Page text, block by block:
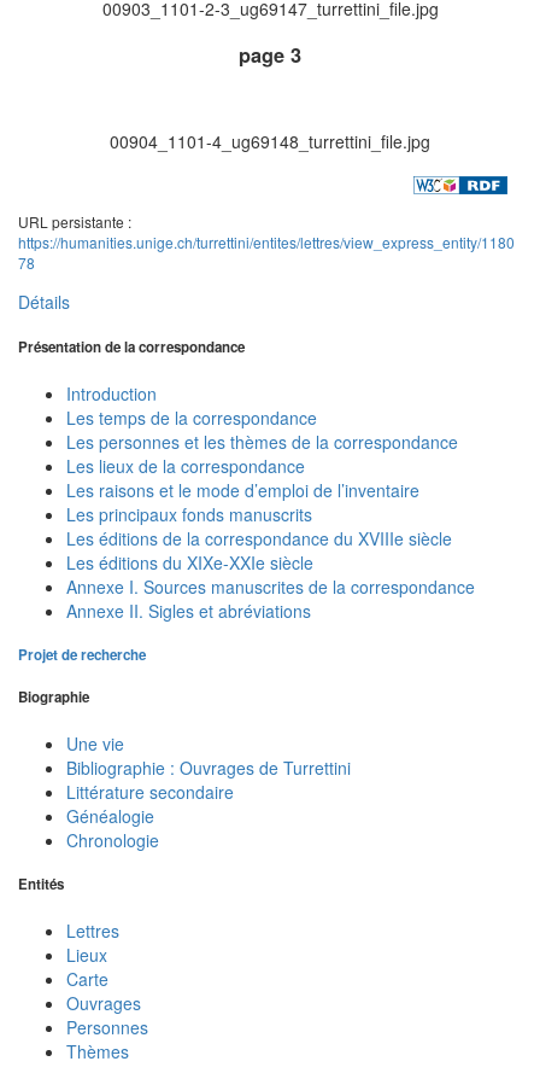
00903_1101-2-3_ug69147_turrettini_file.jpg
page 3
00904_1101-4_ug69148_turrettini_file.jpg
URL persistante :
https://humanities.unige.ch/turrettini/entites/lettres/view_express_entity/1180
78
Détails
Présentation de la correspondance
Introduction
Les temps de la correspondance
Les personnes et les thèmes de la correspondance
Les lieux de la correspondance
Les raisons et le mode d’emploi de l’inventaire
Les principaux fonds manuscrits
Les éditions de la correspondance du XVIIIe siècle
Les éditions du XIXe-XXIe siècle
Annexe I. Sources manuscrites de la correspondance
Annexe II. Sigles et abréviations
Projet de recherche
Biographie
Une vie
Bibliographie : Ouvrages de Turrettini
Littérature secondaire
Généalogie
Chronologie
Entités
Lettres
Lieux
Carte
Ouvrages
Personnes
Thèmes